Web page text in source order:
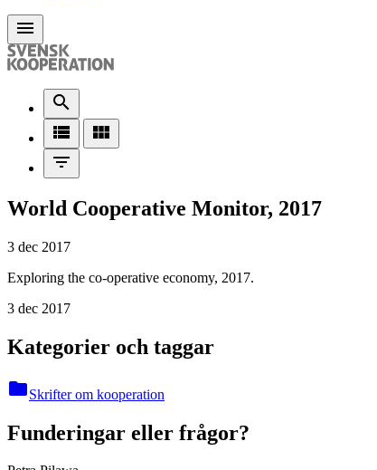
menu
search
view_list
view_module
filter_list
World Cooperative Monitor, 2017
3 dec 2017
Exploring the co-operative economy, 2017.
3 dec 2017
Kategorier och taggar
folderSkrifter om kooperation
Funderingar eller frågor?